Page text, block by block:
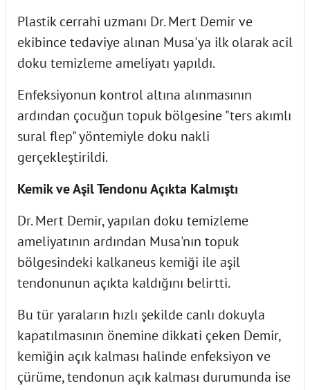
Plastik cerrahi uzmanı Dr. Mert Demir ve
ekibince tedaviye alınan Musa'ya ilk olarak acil
doku temizleme ameliyatı yapıldı.
Enfeksiyonun kontrol altına alınmasının
ardından çocuğun topuk bölgesine "ters akımlı
sural flep" yöntemiyle doku nakli
gerçekleştirildi.
Kemik ve Aşil Tendonu Açıkta Kalmıştı
Dr. Mert Demir, yapılan doku temizleme
ameliyatının ardından Musa'nın topuk
bölgesindeki kalkaneus kemiği ile aşil
tendonunun açıkta kaldığını belirtti.
Bu tür yaraların hızlı şekilde canlı dokuyla
kapatılmasının önemine dikkati çeken Demir,
kemiğin açık kalması halinde enfeksiyon ve
çürüme, tendonun açık kalması durumunda ise